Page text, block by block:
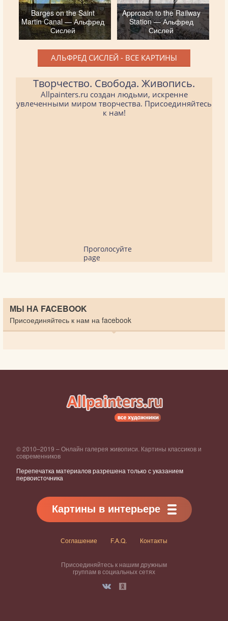
Barges on the Saint
Martin Canal — Альфред
Сислей
Approach to the Railway
Station — Альфред
Сислей
АЛЬФРЕД СИСЛЕЙ - ВСЕ КАРТИНЫ
Творчество. Свобода. Живопись.
Allpainters.ru создан людьми, искренне
увлеченными миром творчества. Присоединяйтесь
к нам!
Проголосуйте
page
МЫ НА FACEBOOK
Присоединяйтесь к нам на facebook
© 2010–2019 – Онлайн галерея живописи. Картины классиков и
современников
Перепечатка материалов разрешена только с указанием
первоисточника
Картины в интерьере
Соглашение F.A.Q. Контакты
Присоединяйтесь к нашим дружным
группам в социальных сетях